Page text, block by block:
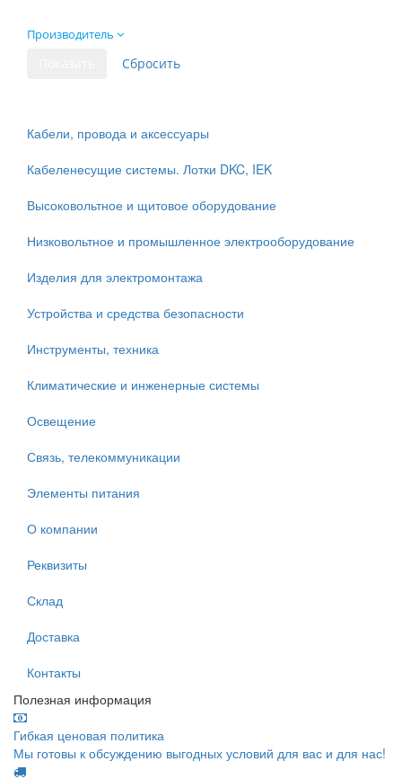
Производитель
Кабели, провода и аксессуары
Кабеленесущие системы. Лотки DKC, IEK
Высоковольтное и щитовое оборудование
Низковольтное и промышленное электрооборудование
Изделия для электромонтажа
Устройства и средства безопасности
Инструменты, техника
Климатические и инженерные системы
Освещение
Связь, телекоммуникации
Элементы питания
О компании
Реквизиты
Склад
Доставка
Контакты
Полезная информация
Гибкая ценовая политика
Мы готовы к обсуждению выгодных условий для вас и для нас!